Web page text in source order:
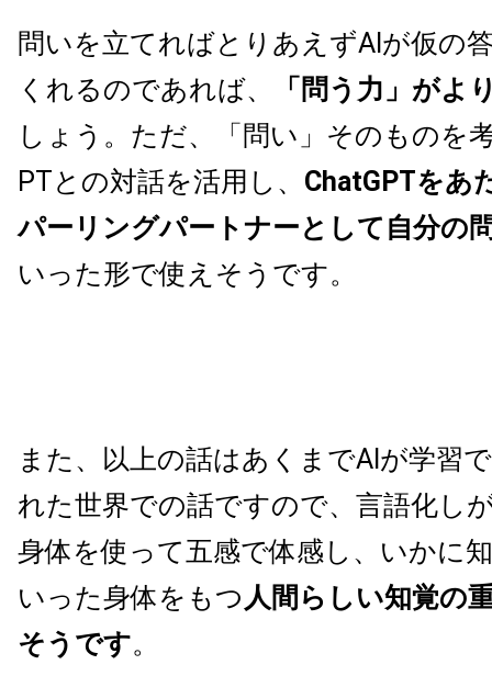
問いを立てればとりあえずAIが仮の
くれるのであれば、
「問う力」がよ
しょう。ただ、「問い」そのものを
PTとの対話を活用し、 ChatGPTをあ
パーリングパートナーとして自分の
いった形で使えそうです。
また、以上の話はあくまでAIが学習
れた世界での話ですので、言語化し
身体を使って五感で体感し、いかに
いった身体をもつ 人間らしい知覚の
そうです。